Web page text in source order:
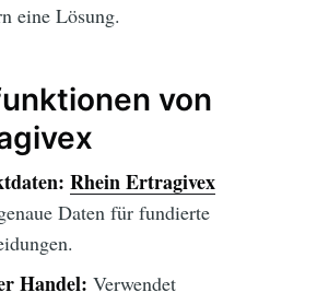
eine Lösung.
von
Rhein Ertragivex
Daten für fundierte
Handel: Verwendet